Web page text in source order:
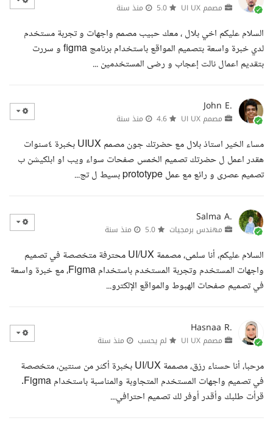
مصمم UI UX منذ سنة
السلام عليكم اخي بلال ، معك حبيب مصمم واجهات و تجربة مستخدم
لدي خبرة واسعة بتصميم المواقع باستخدام برنامج figma و سررت
بتقديم اعمال نالت إعجاب و رضى المستخدمين ...
John E.
مصمم UI UX منذ سنة
مساء الخير استاذ بلال مع حضرتك جون مصمم UIUX بخبرة ٤سنوات
هقدر اعمل ل حضرتك تصميم الخمس صفحات سواء ويب او ابلكيشن ب
تصميم عصرى و رائع مع عمل prototype بسيط ل تج...
Salma A.
مهندس برمجيات منذ سنة
السلام عليكم، أنا سلمى، مصممة UI/UX محترفة متخصصة في تصميم
واجهات المستخدم وتجربة المستخدم باستخدام Figma، مع خبرة واسعة
في تصميم صفحات الهبوط والمواقع الإلكترو...
Hasnaa R.
مصمم UI UX لم يحسب منذ سنة
مرحبا، أنا حسناء رزق، مصممة UI/UX بخبرة أكثر من سنتين، متخصصة
في تصميم واجهات المستخدم المتجاوبة والمناسبة باستخدام Figma.
قرأت طلبك وأقدر أوفر لك تصميم احترافي...